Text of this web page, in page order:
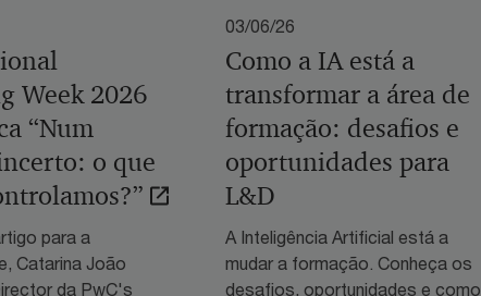
Week 2026
“Num
o que
para a
Catarina João
da PwC's
03/06/26
Como a IA está a
transformar a área de
formação: desafios e
oportunidades para
L&D
A Inteligência Artificial está a
mudar a formação. Conheça os
desafios, oportunidades e como